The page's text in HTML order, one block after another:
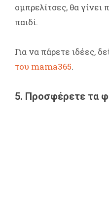
ομπρελίτσες, θα γίνει
παιδί.
Για να πάρετε ιδέες,
του mama365.
5. Προσφέρετε τα